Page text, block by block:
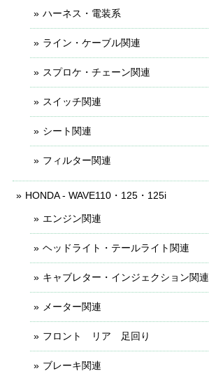
ハーネス・電装系
ライン・ケーブル関連
スプロケ・チェーン関連
スイッチ関連
シート関連
フィルター関連
HONDA - WAVE110・125・125i
エンジン関連
ヘッドライト・テールライト関連
キャブレター・インジェクション関連
メーター関連
フロント リア 足回り
ブレーキ関連